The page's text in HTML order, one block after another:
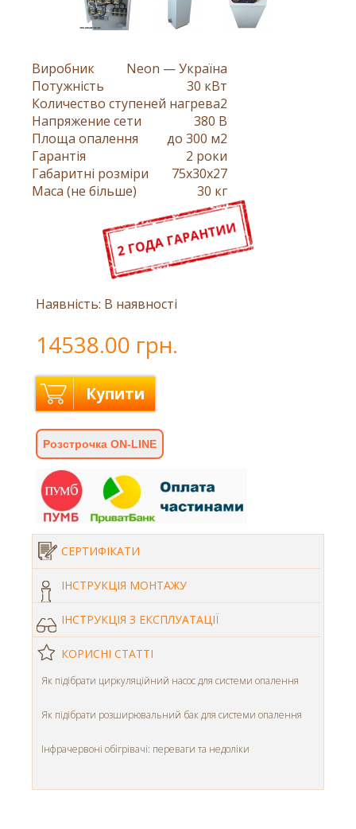
Виробник
Neon — Україна
Потужність
30 кВт
Количество ступеней нагрева2
Напряжение сети
380 В
Площа опалення
до 300 м2
Гарантія
2 роки
Габаритні розміри
75x30x27
Маса (не більше)
30 кг
Наявність: В наявності
14538.00 грн.
Купити
Розстрочка ON-LINE
СЕРТИФІКАТИ
ІНСТРУКЦІЯ МОНТАЖУ
ІНСТРУКЦІЯ З ЕКСПЛУАТАЦІЇ
КОРИСНІ СТАТТІ
Як підібрати циркуляційний насос для системи опалення
Як підібрати розширювальний бак для системи опалення
Інфрачервоні обігрівачі: переваги та недоліки